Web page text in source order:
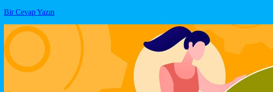
Bir Cevap Yazın